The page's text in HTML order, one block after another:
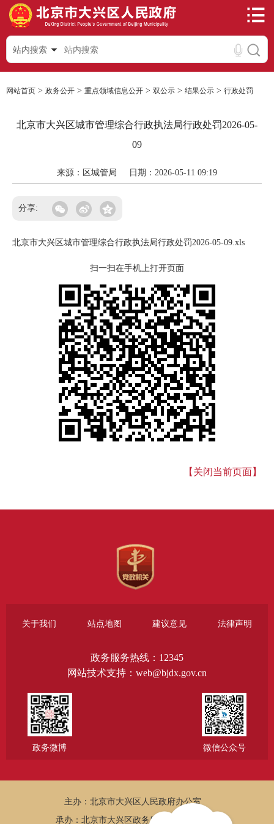
站内搜索
网站首页 > 政务公开 > 重点领域信息公开 > 双公示 > 结果公示 > 行政处罚
北京市大兴区城市管理综合行政执法局行政处罚2026-05-
09
来源：区城管局 日期：2026-05-11 09:19
分享:
北京市大兴区城市管理综合行政执法局行政处罚2026-05-09.xls
扫一扫在手机上打开页面
【关闭当前页面】
关于我们 站点地图 建议意见 法律声明
政务服务热线：12345
网站技术支持：web@bjdx.gov.cn
政务微博 微信公众号
主办：北京市大兴区人民政府办公室
承办：北京市大兴区政务服务和数据管理局